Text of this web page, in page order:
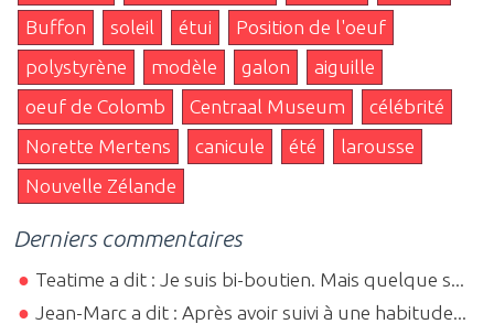
Buffon
soleil étui
Position de l'oeuf
polystyrène
modèle galon
aiguille
oeuf de Colomb
Centraal Museum
célébrité
Norette Mertens
canicule été
larousse
Nouvelle Zélande
Derniers commentaires
Teatime a dit : Je suis bi-boutien. Mais quelque s...
Jean-Marc a dit : Après avoir suivi à une habitude...